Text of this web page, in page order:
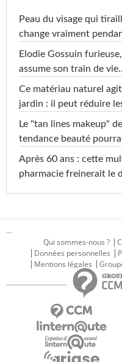
Peau du visage qui
change vraiment
Elodie Gossuin
assume son train de
Ce matériau naturel
jardin : il peut réduire
Le "tan lines makeup"
tendance beauté
Après 60 ans : cette
pharmacie freinerait le
...
Qui sommes-nous ?
Données personnelles
Mentions légales